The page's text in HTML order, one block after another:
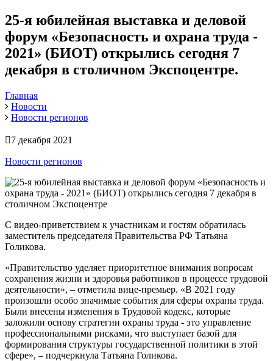
25-я юбилейная выставка и деловой
форум «Безопасность и охрана труда -
2021» (БИОТ) открылись сегодня 7
декабря в столичном Экспоцентре.
Главная
Новости
Новости регионов
7 декабря 2021
Новости регионов
С видео-приветствием к участникам и гостям обратилась
заместитель председателя Правительства РФ Татьяна
Голикова.
«Правительство уделяет приоритетное внимания вопросам
сохранения жизни и здоровья работников в процессе трудовой
деятельности», – отметила вице-премьер. «В 2021 году
произошли особо значимые события для сферы охраны труда.
Были внесены изменения в Трудовой кодекс, которые
заложили основу стратегии охраны труда - это управление
профессиональными рисками, что выступает базой для
формирования структуры государственной политики в этой
сфере», – подчеркнула Татьяна Голикова.